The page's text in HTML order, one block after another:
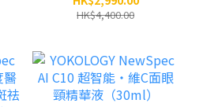
HK$4,400.00